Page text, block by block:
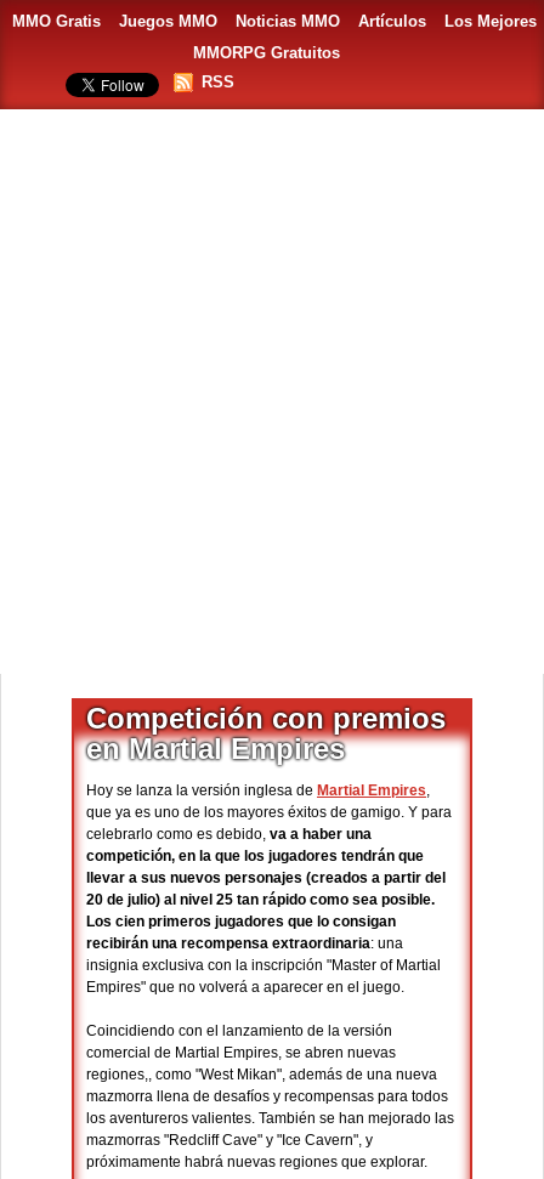
MMO Gratis Juegos MMO Noticias MMO Artículos
Los Mejores
MMORPG Gratuitos
RSS
Competición con premios
en Martial Empires
Hoy se lanza la versión inglesa de Martial Empires,
que ya es uno de los mayores éxitos de gamigo. Y para
celebrarlo como es debido, va a haber una
competición, en la que los jugadores tendrán que
llevar a sus nuevos personajes (creados a partir del
20 de julio) al nivel 25 tan rápido como sea posible.
Los cien primeros jugadores que lo consigan
recibirán una recompensa extraordinaria: una
insignia exclusiva con la inscripción "Master of Martial
Empires" que no volverá a aparecer en el juego.
Coincidiendo con el lanzamiento de la versión
comercial de Martial Empires, se abren nuevas
regiones,, como "West Mikan", además de una nueva
mazmorra llena de desafíos y recompensas para todos
los aventureros valientes. También se han mejorado las
mazmorras "Redcliff Cave" y "Ice Cavern", y
próximamente habrá nuevas regiones que explorar.